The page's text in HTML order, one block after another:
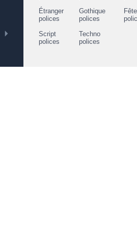
Étranger
polices
Gothique
polices
Script
polices
Techno
polices